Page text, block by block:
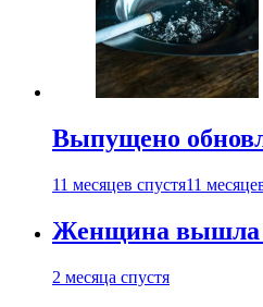
Выпущено
11 месяцев спустя11
Женщина вышла
2 месяца спустя